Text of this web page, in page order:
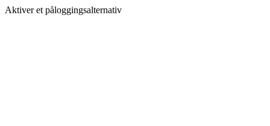
Aktiver et påloggingsalternativ